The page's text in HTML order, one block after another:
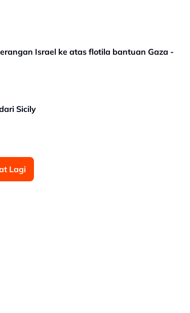
Israel ke atas flotila bantuan Gaza -
Sicily
Lagi